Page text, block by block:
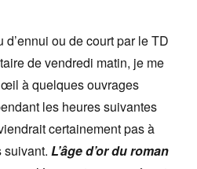
d’ennui ou de court par le TD
de vendredi matin, je me
à quelques ouvrages
les heures suivantes
certainement pas à
suivant.L’âge d’or du roman